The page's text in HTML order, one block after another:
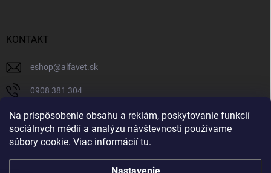
Na prispôsobenie obsahu a reklám, poskytovanie funkcií
sociálnych médií a analýzu návštevnosti používame
súbory cookie. Viac informácií tu.
KONTAKT
eshop@alfavet.sk
0908 381 304
0908 381 304
Facebook